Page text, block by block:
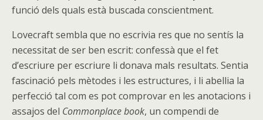
funció dels quals està buscada conscientment.
Lovecraft sembla que no escrivia res que no sentís la
necessitat de ser ben escrit: confessà que el fet
d’escriure per escriure li donava mals resultats. Sentia
fascinació pels mètodes i les estructures, i li abellia la
perfecció tal com es pot comprovar en les anotacions i
assajos del Commonplace book, un compendi de